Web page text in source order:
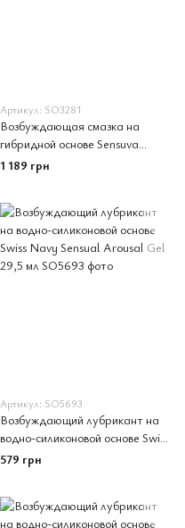
Артикул: SO3281
Возбуждающая смазка на
гибридной основе Sensuva
Ultra-Stimulating ON Insane
Ice (125 мл)
1 189 грн
Артикул: SO5693
Возбуждающий лубрикант на
водно-силиконовой основе Swiss
Navy Sensual Arousal Gel 29,5
579 грн